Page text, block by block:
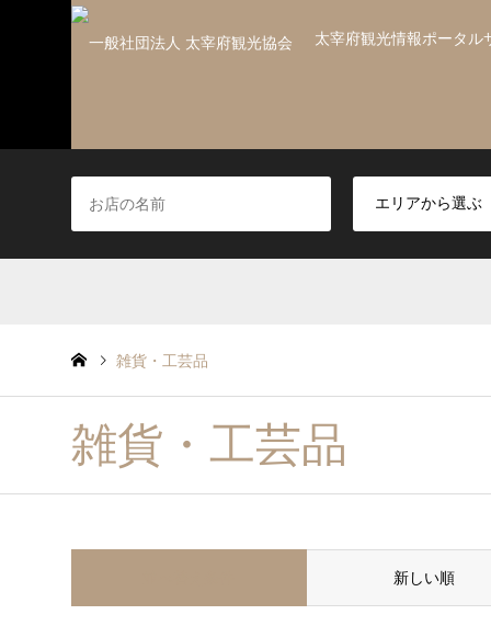
太宰府観光情報ポータル
雑貨・工芸品
雑貨・工芸品
新しい順